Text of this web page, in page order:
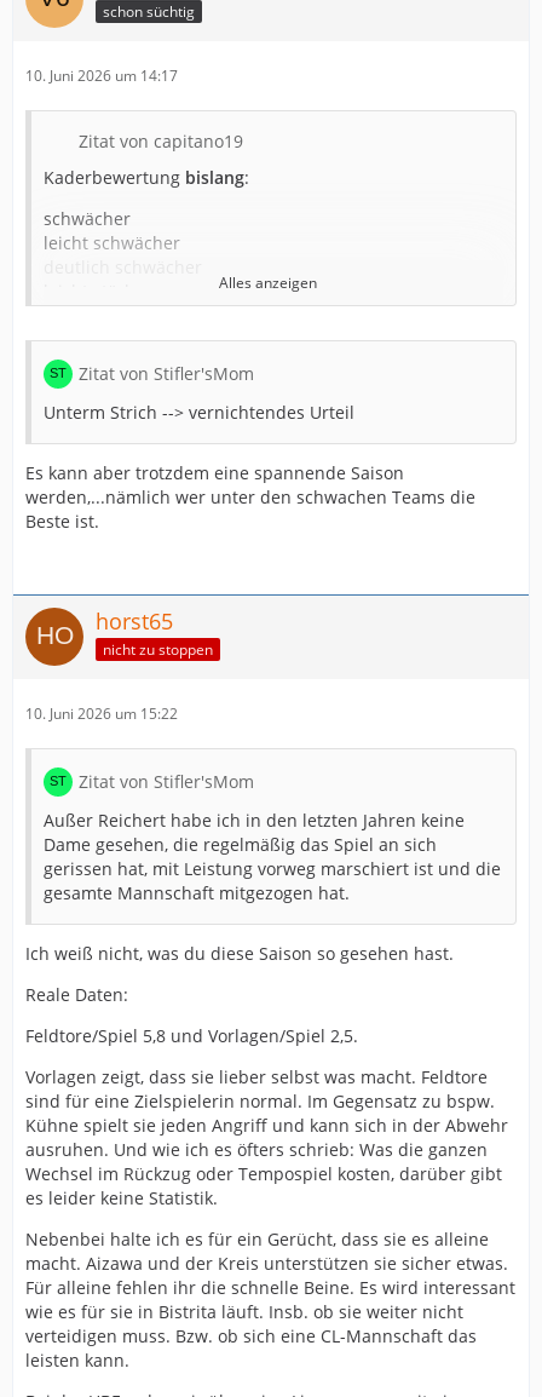
schon süchtig
10. Juni 2026 um 14:17
Zitat von capitano19
Kaderbewertung bislang:
schwächer
leicht schwächer
schwächer
schwächer
schwächer
schwächer
schwächer
gleich schwach
Alles anzeigen
Zitat von Stifler'sMom
Unterm Strich --> vernichtendes Urteil
Es kann aber trotzdem eine spannende Saison
werden,...nämlich wer unter den schwachen Teams die
Beste ist.
horst65
nicht zu stoppen
10. Juni 2026 um 15:22
Zitat von Stifler'sMom
Außer Reichert habe ich in den letzten Jahren keine
Dame gesehen, die regelmäßig das Spiel an sich
gerissen hat, mit Leistung vorweg marschiert ist und die
gesamte Mannschaft mitgezogen hat.
Ich weiß nicht, was du diese Saison so gesehen hast.
Reale Daten:
Feldtore/Spiel 5,8 und Vorlagen/Spiel 2,5.
Vorlagen zeigt, dass sie lieber selbst was macht. Feldtore
sind für eine Zielspielerin normal. Im Gegensatz zu bspw.
Kühne spielt sie jeden Angriff und kann sich in der Abwehr
ausruhen. Und wie ich es öfters schrieb: Was die ganzen
Wechsel im Rückzug oder Tempospiel kosten, darüber gibt
es leider keine Statistik.
Nebenbei halte ich es für ein Gerücht, dass sie es alleine
macht. Aizawa und der Kreis unterstützen sie sicher etwas.
Für alleine fehlen ihr die schnelle Beine. Es wird interessant
wie es für sie in Bistrita läuft. Insb. ob sie weiter nicht
verteidigen muss. Bzw. ob sich eine CL-Mannschaft das
leisten kann.